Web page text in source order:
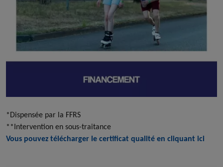
*Dispensée par la FFRS
**Intervention en sous-traitance
Vous pouvez télécharger le certificat qualité en cliquant ici